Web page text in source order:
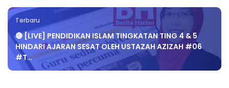
Terbaru
🔴 [LIVE] PENDIDIKAN ISLAM TINGKATAN TING 4 & 5
HINDARI AJARAN SESAT OLEH USTAZAH AZIZAH #06
#T…